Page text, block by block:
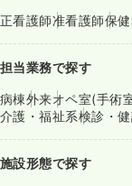
正看護師准看護師保
担当業務で探す
病棟外来オペ室(手術
介護・福祉系検診・
施設形態で探す